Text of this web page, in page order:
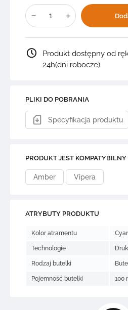
ilość
AMBER/VIPERA
Atrament
spożywczy
Produkt dostępny od
24h(dni robocze).
PLIKI DO POBRANIA
Specyfikacja produktu
PRODUKT JEST
Amber Vipera
ATRYBUTY PRODUKTU
Kolor atramentu
Technologie
Rodzaj butelki
Pojemność butelki 100